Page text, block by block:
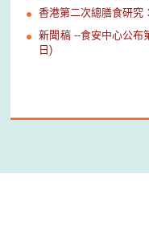
香港第二次總膳食研究
新聞稿 --食安中心公布
日)